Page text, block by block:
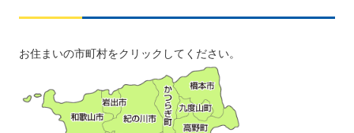
お住まいの市町村をクリックしてください。